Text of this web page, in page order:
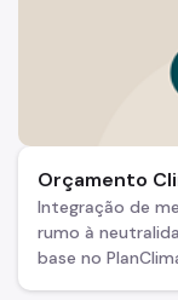
Orçamento
Integração de
rumo à
base no